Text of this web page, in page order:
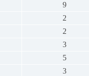
9
2
2
3
5
3